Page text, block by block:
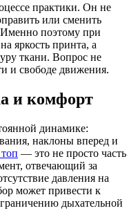
практики. Он не
или сменить
поэтому при
яркость принта, а
ткани. Вопрос не
и свободе движения.
и комфорт
динамике:
наклоны вперед и
— это не просто часть
отвечающий за
давления на
может привести к
дыхательной